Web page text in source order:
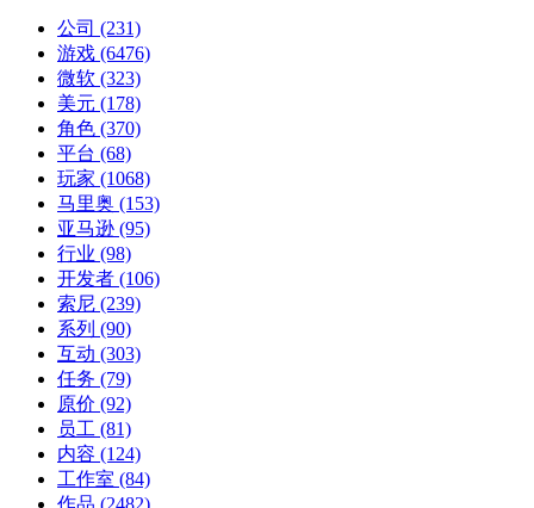
公司 (231)
游戏 (6476)
微软 (323)
美元 (178)
角色 (370)
平台 (68)
玩家 (1068)
马里奥 (153)
亚马逊 (95)
行业 (98)
开发者 (106)
索尼 (239)
系列 (90)
互动 (303)
任务 (79)
原价 (92)
员工 (81)
内容 (124)
工作室 (84)